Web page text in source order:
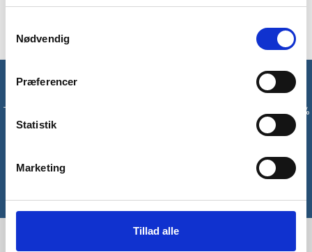
Nødvendig
Præferencer
Statistik
Marketing
Tillad alle
Large = EU str. 41-45
Få unikke tilbud og rabatter
Tilmeld dig vores nyhedsbrev og modtag med det samme en 10%